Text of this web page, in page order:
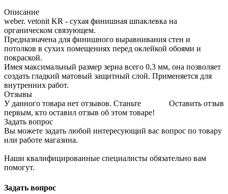
Описание
weber. vetonit KR - сухая финишная шпаклевка на
органическом связующем.
Предназначена для финишного выравнивания стен и
потолков в сухих помещениях перед оклейкой обоями и
покраской.
Имея максимальный размер зерна всего 0,3 мм, она позволяет
создать гладкий матовый защитный слой. Применяется для
внутренних работ.
Отзывы
Оставить отзыв
У данного товара нет отзывов. Станьте
первым, кто оставил отзыв об этом товаре!
Задать вопрос
Вы можете задать любой интересующий вас вопрос по товару
или работе магазина.
Наши квалифицированные специалисты обязательно вам
помогут.
Задать вопрос